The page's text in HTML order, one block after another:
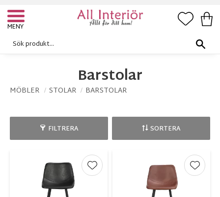
Meny
Barstolar
MÖBLER STOLAR BARSTOLAR
FILTRERA SORTERA
Lägg till i favoriter Lägg